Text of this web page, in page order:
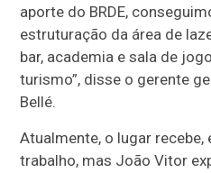
aporte do BRDE,
estruturação da área de
bar, academia e sala de
turismo”, disse o gerente
Bellé.
Atualmente, o lugar
trabalho, mas João Vitor